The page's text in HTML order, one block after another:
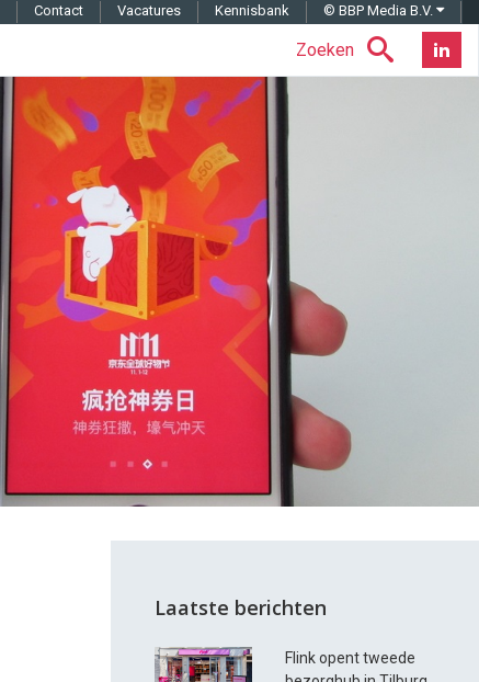
Zoeken
Contact Vacatures Kennisbank © BBP Media B.V.
Laatste berichten
Flink opent tweede